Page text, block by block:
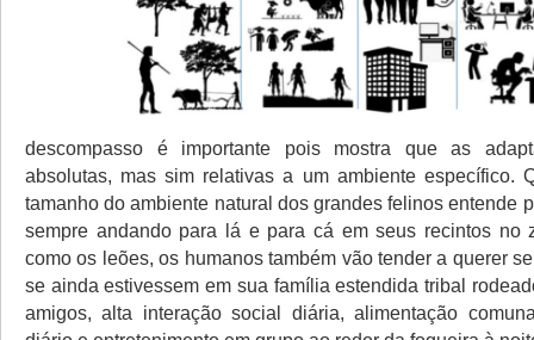
descompasso é importante pois mostra que as
absolutas, mas sim relativas a um ambiente específico.
tamanho do ambiente natural dos grandes felinos entende
sempre andando para lá e para cá em seus recintos no
como os leões, os humanos também vão tender a querer
se ainda estivessem em sua família estendida tribal
amigos, alta interação social diária, alimentação